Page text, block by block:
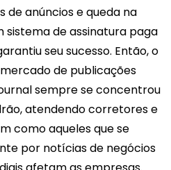
de anúncios e queda na
sistema de assinatura paga
seu sucesso. Então, o
de publicações
sempre se concentrou
atendendo corretores e
como aqueles que se
por notícias de negócios